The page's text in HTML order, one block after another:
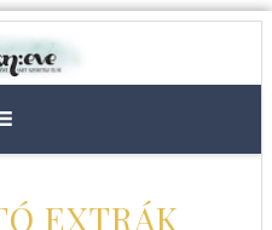
EXTRÁK